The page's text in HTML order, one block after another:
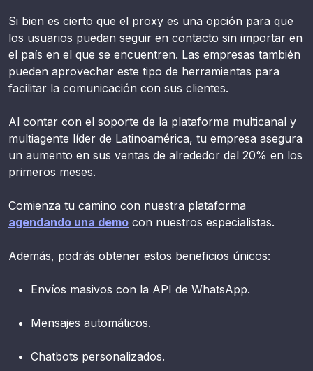
Si bien es cierto que el proxy es una opción para que
los usuarios puedan seguir en contacto sin importar en
el país en el que se encuentren. Las empresas también
pueden aprovechar este tipo de herramientas para
facilitar la comunicación con sus clientes.
Al contar con el soporte de la plataforma multicanal y
multiagente líder de Latinoamérica, tu empresa asegura
un aumento en sus ventas de alrededor del 20% en los
primeros meses.
Comienza tu camino con nuestra plataforma
agendando una demo con nuestros especialistas.
Además, podrás obtener estos beneficios únicos:
Envíos masivos con la API de WhatsApp.
Mensajes automáticos.
Chatbots personalizados.